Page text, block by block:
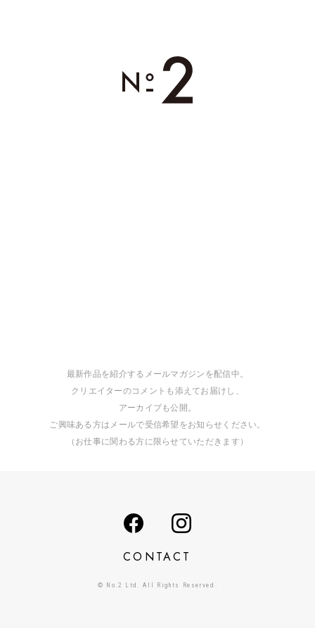
最新作品を紹介するメールマガジンを配信中。
クリエイターのコメントも添えてお届けし、
アーカイブも公開。
ご興味ある方はメールで受信希望をお知らせください。
（お仕事に関わる方に限らせていただきます）
CONTACT
© No.2 Ltd. All Rights Reserved.